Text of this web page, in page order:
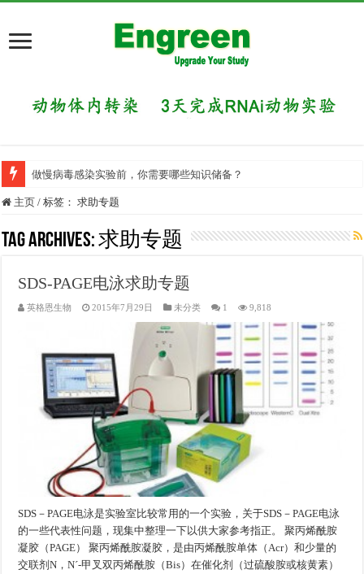
做慢病毒感染实验前，你需要哪些知识储备？
主页 / 标签：求助专题
Tag Archives:求助专题
SDS-PAGE电泳求助专题
英格恩生物 2015年7月29日 未分类 1 9,818
SDS－PAGE电泳是实验室比较常用的一个实验，关于SDS－PAGE电泳
的一些代表性问题，现集中整理一下以供大家参考指正。 聚丙烯酰胺
凝胶（PAGE） 聚丙烯酰胺凝胶，是由丙烯酰胺单体（Acr）和少量的
交联剂N，Nˊ-甲叉双丙烯酰胺（Bis）在催化剂（过硫酸胺或核黄素）